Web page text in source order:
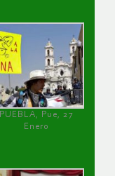
PUEBLA, Pue, 27
Enero